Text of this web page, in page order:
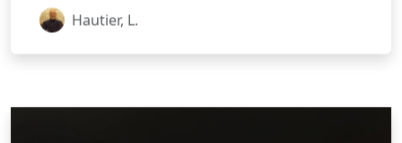
Hautier, L.